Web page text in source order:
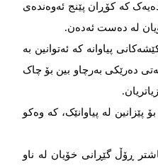
کە کۆڕان پێنج ئەوەندەی
لە دەست ئەدەن.
پیاوانە کە ئەتوانین بە
دەرێکی بەرچاو بین بۆ چاک
پێزانین لە پیاوانێک، کە وەکو
ڕۆڵ گێڕانی خۆیان لە ناو